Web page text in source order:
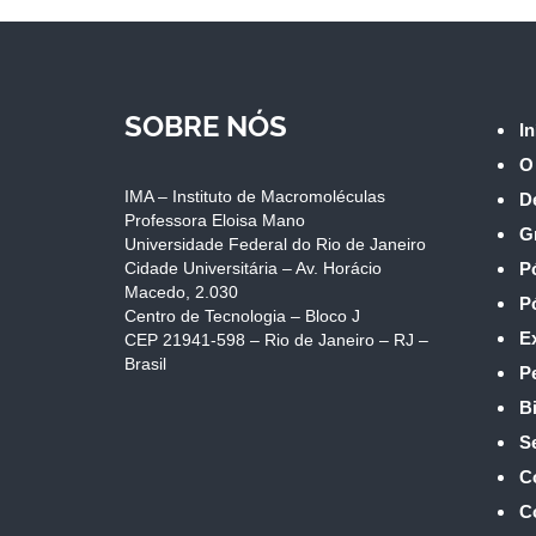
SOBRE NÓS
IMA – Instituto de Macromoléculas
Professora Eloisa Mano
Universidade Federal do Rio de Janeiro
Cidade Universitária – Av. Horácio
Macedo, 2.030
Centro de Tecnologia – Bloco J
CEP 21941-598 – Rio de Janeiro – RJ –
Brasil